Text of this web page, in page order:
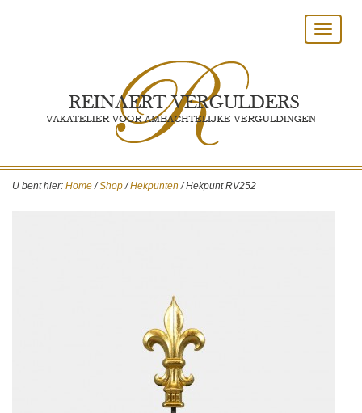
Toggle
U bent hier: Home/Shop/Hekpunten /Hekpunt RV252